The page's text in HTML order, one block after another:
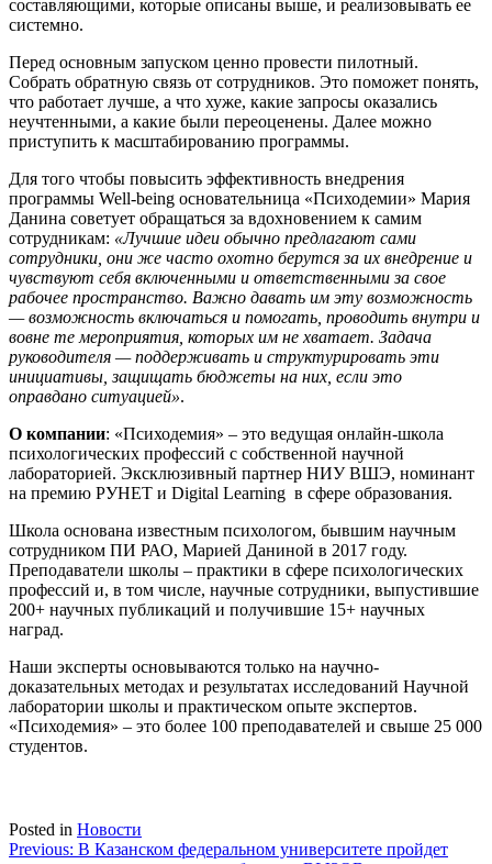
составляющими, которые описаны выше, и реализовывать ее
системно.
Перед основным запуском ценно провести пилотный.
Собрать обратную связь от сотрудников. Это поможет понять,
что работает лучше, а что хуже, какие запросы оказались
неучтенными, а какие были переоценены. Далее можно
приступить к масштабированию программы.
Для того чтобы повысить эффективность внедрения
программы Well-being основательница «Психодемии» Мария
Данина советует обращаться за вдохновением к самим
сотрудникам: «Лучшие идеи обычно предлагают сами
сотрудники, они же часто охотно берутся за их внедрение и
чувствуют себя включенными и ответственными за свое
рабочее пространство. Важно давать им эту возможность
— возможность включаться и помогать, проводить внутри и
вовне те мероприятия, которых им не хватает. Задача
руководителя — поддерживать и структурировать эти
инициативы, защищать бюджеты на них, если это
оправдано ситуацией».
О компании: «Психодемия» – это ведущая онлайн-школа
психологических профессий с собственной научной
лабораторией. Эксклюзивный партнер НИУ ВШЭ, номинант
на премию РУНЕТ и Digital Learning в сфере образования.
Школа основана известным психологом, бывшим научным
сотрудником ПИ РАО, Марией Даниной в 2017 году.
Преподаватели школы – практики в сфере психологических
профессий и, в том числе, научные сотрудники, выпустившие
200+ научных публикаций и получившие 15+ научных
наград.
Наши эксперты основываются только на научно-
доказательных методах и результатах исследований Научной
лаборатории школы и практическом опыте экспертов.
«Психодемия» – это более 100 преподавателей и свыше 25 000
студентов.
Posted in Новости
Навигация
Previous: В Казанском федеральном университете пройдет